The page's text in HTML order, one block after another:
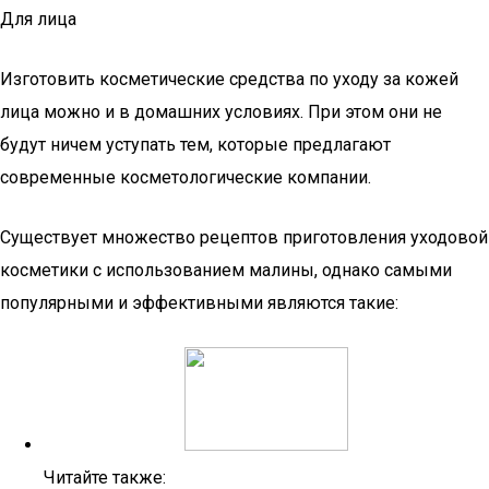
Для лица
Изготовить косметические средства по уходу за кожей
лица можно и в домашних условиях. При этом они не
будут ничем уступать тем, которые предлагают
современные косметологические компании.
Существует множество рецептов приготовления уходовой
косметики с использованием малины, однако самыми
популярными и эффективными являются такие:
Читайте также: